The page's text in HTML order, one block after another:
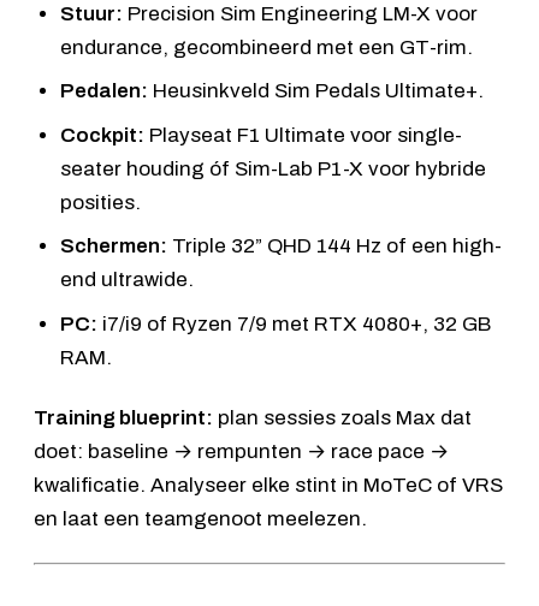
Stuur: Precision Sim Engineering LM-X voor
endurance, gecombineerd met een GT-rim.
Pedalen: Heusinkveld Sim Pedals Ultimate+.
Cockpit: Playseat F1 Ultimate voor single-
seater houding óf Sim-Lab P1-X voor hybride
posities.
Schermen: Triple 32” QHD 144 Hz of een high-
end ultrawide.
PC: i7/i9 of Ryzen 7/9 met RTX 4080+, 32 GB
RAM.
Training blueprint: plan sessies zoals Max dat
doet: baseline → rempunten → race pace →
kwalificatie. Analyseer elke stint in MoTeC of VRS
en laat een teamgenoot meelezen.